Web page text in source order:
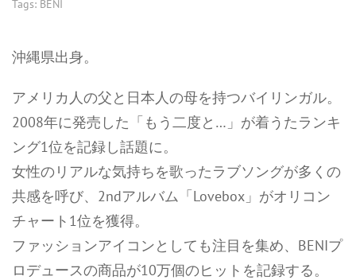
Tags: BENI
沖縄県出身。
アメリカ人の父と日本人の母を持つバイリンガル。
2008年に発売した「もう二度と…」が着うたランキ
ング1位を記録し話題に。
女性のリアルな気持ちを歌ったラブソングが多くの
共感を呼び、2ndアルバム「Lovebox」がオリコン
チャート1位を獲得。
ファッションアイコンとしても注目を集め、BENIプ
ロデュースの商品が10万個のヒットを記録する。